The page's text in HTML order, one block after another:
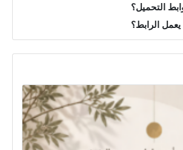
التحميل؟
يعمل الرابط؟